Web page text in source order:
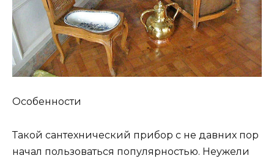
Особенности
Такой сантехнический прибор с не давних пор
начал пользоваться популярностью. Неужели